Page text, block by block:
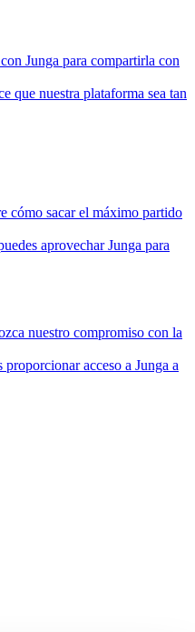
Junga para compartirla con
que nuestra plataforma sea tan
cómo sacar el máximo partido
aprovechar Junga para
nuestro compromiso con la
acceso a Junga a